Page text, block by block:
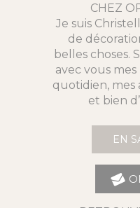
CHEZ
Je suis
de
belles choses.
avec vous
quotidien, mes
et bien
EN